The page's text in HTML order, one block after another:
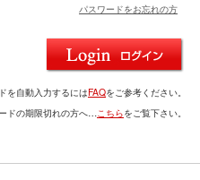
パスワードをお忘れの方
を自動入力するにはFAQをご参考ください。
ドの期限切れの方へ…こちらをご覧下さい。